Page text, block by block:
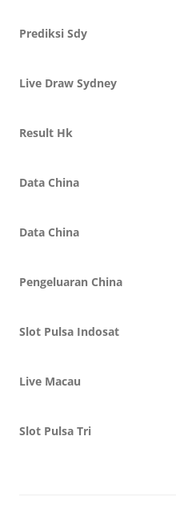
Prediksi Sdy
Live Draw Sydney
Result Hk
Data China
Data China
Pengeluaran China
Slot Pulsa Indosat
Live Macau
Slot Pulsa Tri